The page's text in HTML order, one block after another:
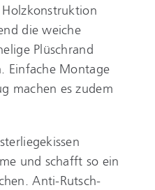
die weiche
Plüschrand
Einfache Montage
machen es zudem
und schafft so ein
Anti-Rutsch-